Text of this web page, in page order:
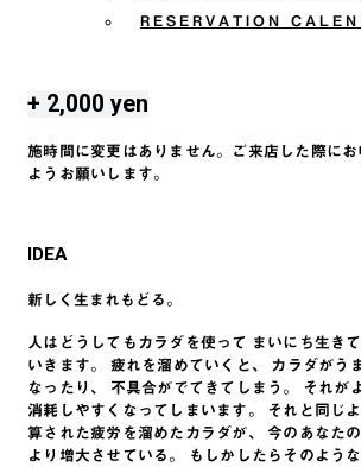
RESERVATION
+ 2,000 yen
施時間に変更はありません。ご来店した際に
ようお願いします。
IDEA
新しく生まれもどる。
人はどうしてもカラダを使って まいにち生き
いきます。 疲れを溜めていくと、 カラダがう
なったり、 不具合がでてきてしまう。 それが
消耗しやすくなってしまいます。 それと同じ
算された疲労を溜めたカラダが、 今のあなた
より増大させている。 もしかしたらそのよう